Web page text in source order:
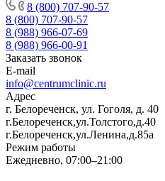
8 (800) 707-90-57
8 (800) 707-90-57
8 (988) 966-07-69
8 (988) 966-00-91
Заказать звонок
E-mail
info@centrumclinic.ru
Адрес
г. Белореченск, ул. Гоголя, д. 40
г.Белореченск,ул.Толстого,д.40
г.Белореченск,ул.Ленина,д.85а
Режим работы
Ежедневно, 07:00–21:00